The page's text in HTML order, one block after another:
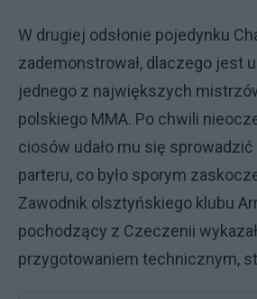
W drugiej odsłonie pojedynku
zademonstrował, dlaczego jest
jednego z największych
polskiego MMA. Po chwili
ciosów udało mu się
parteru, co było sporym
Zawodnik olsztyńskiego klubu
pochodzący z Czeczenii
przygotowaniem technicznym,